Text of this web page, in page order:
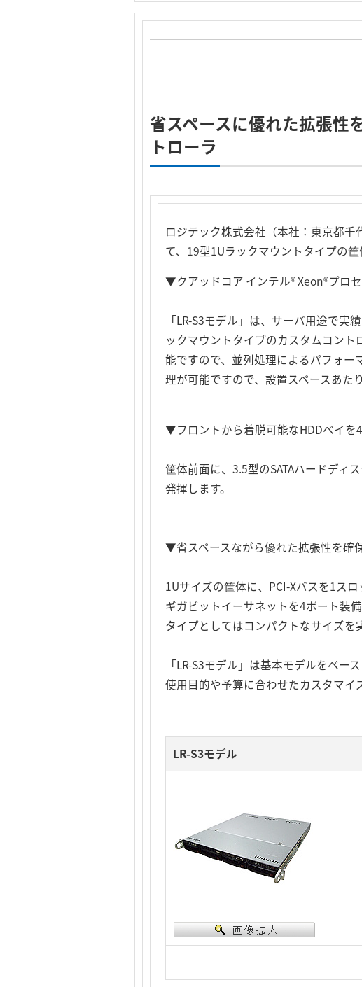
省スペースに優れた拡張性
トローラ
ロジテック株式会社（本社：東京都
て、19型1Uラックマウントタイプの
▼クアッドコア インテル® Xeon®プロ
「LR-S3モデル」は、サーバ用途で
ックマウントタイプのカスタムコント
能ですので、並列処理によるパフォー
理が可能ですので、設置スペースあた
▼フロントから着脱可能なHDDベイを
筐体前面に、3.5型のSATAハードディ
発揮します。
▼省スペースながら優れた拡張性を確
1Uサイズの筐体に、PCI-Xバスを1ス
ギガビットイーサネットを4ポート装
タイプとしてはコンパクトなサイズを
「LR-S3モデル」は基本モデルをベー
使用目的や予算に合わせたカスタマイ
LR-S3モデル